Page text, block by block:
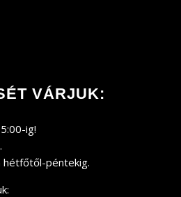
VÁRJUK:
ig!
hétfőtől-péntekig.